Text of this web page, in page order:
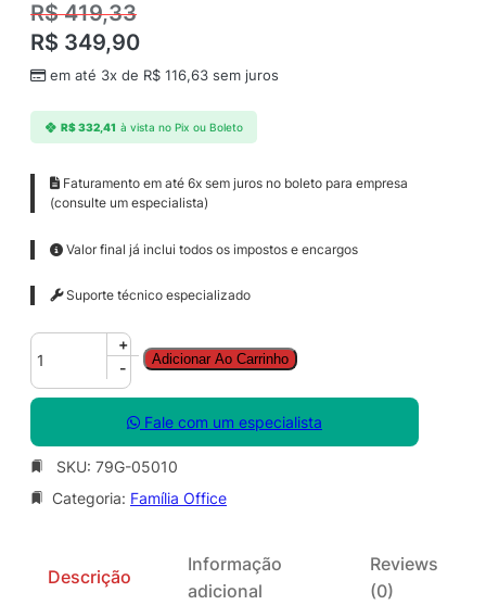
R$419,33
R$ 349,90
em até 3x de R$ 116,63 sem juros
R$332,41 à vista no Pix ou Boleto
Faturamento em até 6x sem juros no boleto para empresa
(consulte um especialista)
Valor final já inclui todos os impostos e encargos
Suporte técnico especializado
O
f
i
e
o
+
-
Adicionar Ao Carrinho
Fale com um especialista
SKU: 79G-05010
Categoria: Família Office
Descrição
Informação
adicional
Reviews
(0)